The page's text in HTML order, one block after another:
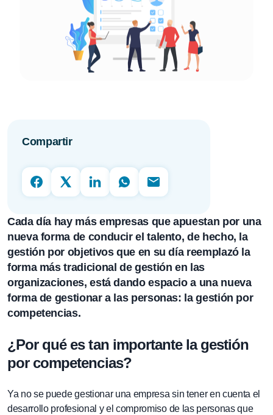
Compartir
Cada día hay más empresas que apuestan por una
nueva forma de conducir el talento, de hecho, la
gestión por objetivos que en su día reemplazó la
forma más tradicional de gestión en las
organizaciones, está dando espacio a una nueva
forma de gestionar a las personas: la gestión por
competencias.
¿Por qué es tan importante la gestión
por competencias?
Ya no se puede gestionar una empresa sin tener en cuenta el
desarrollo profesional y el compromiso de las personas que